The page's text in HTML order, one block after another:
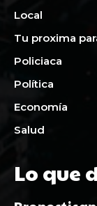
Local
Tu proxima
Policiaca
Política
Economía
Salud
Lo que